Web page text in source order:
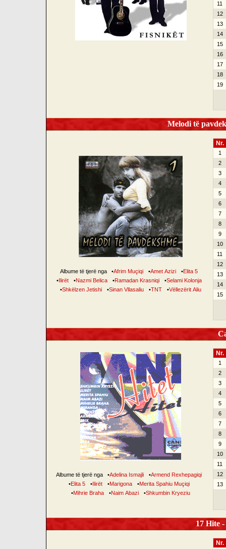
11
12
13
14
15
16
17
18
19
Melodi të
Albume të tjerë nga •Afrim Muçiqi •Amet Azizi •Elita 5
•Ilirët •Nazmi Belica •Ramadan Krasniqi •Selami Kolonja
•Shkëlzen Jetishi •Sinan Vllasaliu •TNT •Vëllezërit Aliu
Nr.
1
2
3
4
5
6
7
8
9
10
11
12
13
14
15
Albume të tjerë nga •Adelina Ismajli •Armend Rexhepagiqi
•Elita 5 •Ilirët •Marigona •Merita Spahiu Muçiqi
•Mihrie Braha •Naim Abazi •Shkumbin Kryeziu
Nr.
1
2
3
4
5
6
7
8
9
10
11
12
13
17 Hite
Nr.